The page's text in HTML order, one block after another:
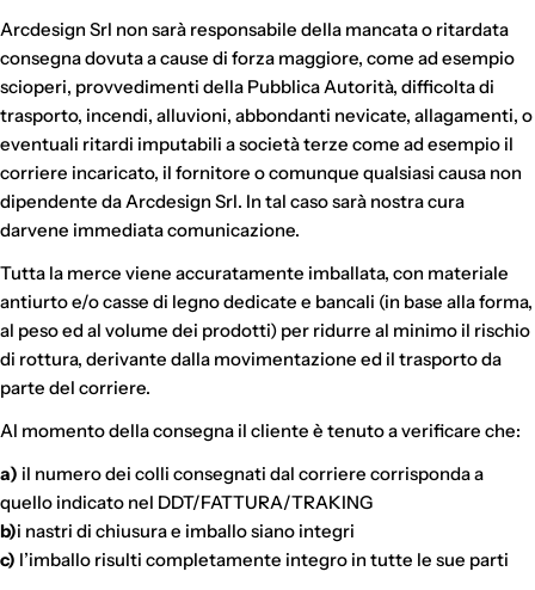
Arcdesign Srl non sarà responsabile della mancata o ritardata
consegna dovuta a cause di forza maggiore, come ad esempio
scioperi, provvedimenti della Pubblica Autorità, difficolta di
trasporto, incendi, alluvioni, abbondanti nevicate, allagamenti, o
eventuali ritardi imputabili a società terze come ad esempio il
corriere incaricato, il fornitore o comunque qualsiasi causa non
dipendente da Arcdesign Srl. In tal caso sarà nostra cura
darvene immediata comunicazione.
Tutta la merce viene accuratamente imballata, con materiale
antiurto e/o casse di legno dedicate e bancali (in base alla forma,
al peso ed al volume dei prodotti) per ridurre al minimo il rischio
di rottura, derivante dalla movimentazione ed il trasporto da
parte del corriere.
Al momento della consegna il cliente è tenuto a verificare che:
a) il numero dei colli consegnati dal corriere corrisponda a
quello indicato nel DDT/FATTURA/TRAKING
b)i nastri di chiusura e imballo siano integri
c) l’imballo risulti completamente integro in tutte le sue parti